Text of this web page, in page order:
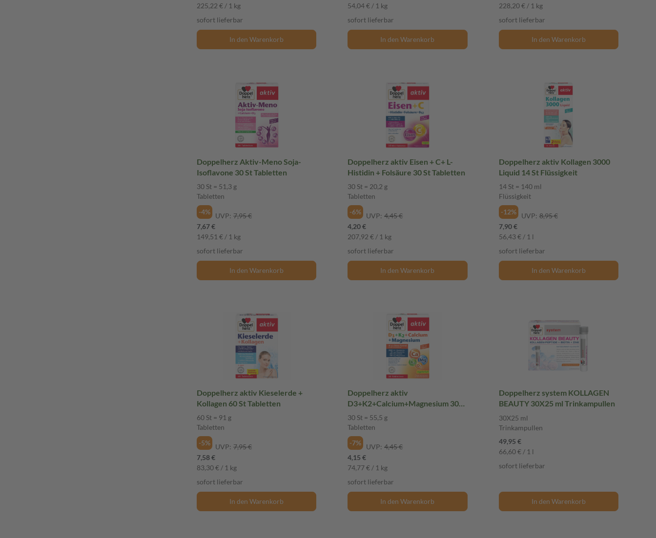
225,22 € / 1 kg
sofort lieferbar
In den Warenkorb
54,04 € / 1 kg
sofort lieferbar
In den Warenkorb
228,20 € / 1 kg
sofort lieferbar
In den Warenkorb
Doppelherz Aktiv-Meno Soja-
Isoflavone 30 St Tabletten
30 St = 51,3 g
Tabletten
-4%
UVP: 7,95 €
7,67 €
149,51 € / 1 kg
sofort lieferbar
In den Warenkorb
Doppelherz aktiv Eisen + C+ L-
Histidin + Folsäure 30 St Tabletten
30 St = 20,2 g
Tabletten
-6%
UVP: 4,45 €
4,20 €
207,92 € / 1 kg
sofort lieferbar
In den Warenkorb
Doppelherz aktiv Kollagen 3000
Liquid 14 St Flüssigkeit
14 St = 140 ml
Flüssigkeit
-12%
UVP: 8,95 €
7,90 €
56,43 € / 1 l
sofort lieferbar
In den Warenkorb
Doppelherz aktiv Kieselerde +
Kollagen 60 St Tabletten
60 St = 91 g
Tabletten
-5%
UVP: 7,95 €
7,58 €
83,30 € / 1 kg
sofort lieferbar
In den Warenkorb
Doppelherz aktiv
D3+K2+Calcium+Magnesium 30
St Tabletten
30 St = 55,5 g
Tabletten
-7%
UVP: 4,45 €
4,15 €
74,77 € / 1 kg
sofort lieferbar
In den Warenkorb
Doppelherz system KOLLAGEN
BEAUTY 30X25 ml Trinkampullen
30X25 ml
Trinkampullen
49,95 €
66,60 € / 1 l
sofort lieferbar
In den Warenkorb